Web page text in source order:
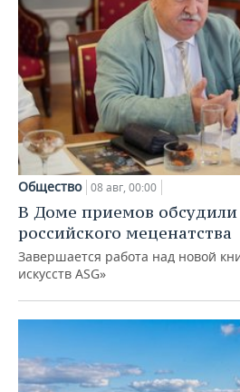
Общество 08 авг, 00:00
В Доме приемов обсудили
российского меценатства
Завершается работа над новой
искусств ASG»